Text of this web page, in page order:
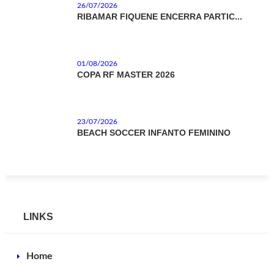
26/07/2026
RIBAMAR FIQUENE ENCERRA PARTIC...
01/08/2026
COPA RF MASTER 2026
23/07/2026
BEACH SOCCER INFANTO FEMININO
LINKS
Home